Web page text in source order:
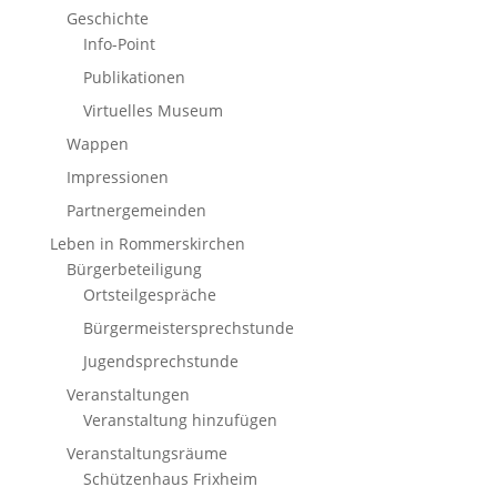
Geschichte
Info-Point
Publikationen
Virtuelles Museum
Wappen
Impressionen
Partnergemeinden
Leben in Rommerskirchen
Bürgerbeteiligung
Ortsteilgespräche
Bürgermeistersprechstunde
Jugendsprechstunde
Veranstaltungen
Veranstaltung hinzufügen
Veranstaltungsräume
Schützenhaus Frixheim